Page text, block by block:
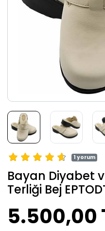
1 yorum
Bayan Diyabet
Terliği Bej
5.500,00